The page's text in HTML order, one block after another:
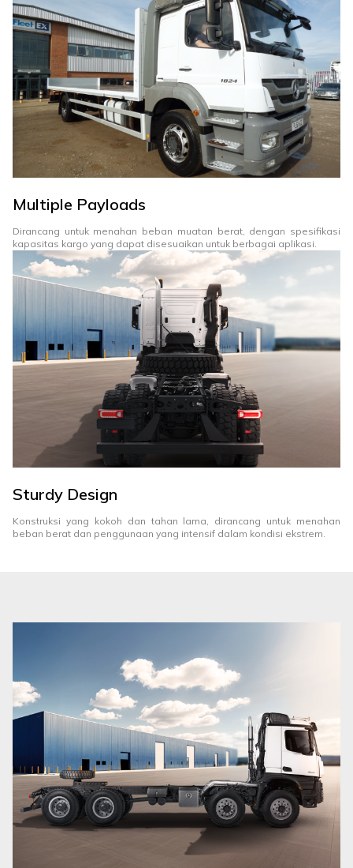
Multiple Payloads
Dirancang untuk menahan beban muatan berat, dengan spesifikasi
kapasitas kargo yang dapat disesuaikan untuk berbagai aplikasi.
Sturdy Design
Konstruksi yang kokoh dan tahan lama, dirancang untuk menahan
beban berat dan penggunaan yang intensif dalam kondisi ekstrem.